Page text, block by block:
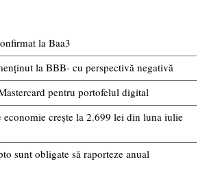
la Baa3
la BBB- cu perspectivă negativă
pentru portofelul digital
crește la 2.699 lei din luna iulie
sunt obligate să raporteze anual